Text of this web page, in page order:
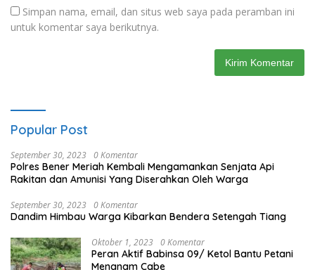
Simpan nama, email, dan situs web saya pada peramban ini
untuk komentar saya berikutnya.
Popular Post
September 30, 2023 0 Komentar
Polres Bener Meriah Kembali Mengamankan Senjata Api
Rakitan dan Amunisi Yang Diserahkan Oleh Warga
September 30, 2023 0 Komentar
Dandim Himbau Warga Kibarkan Bendera Setengah Tiang
Oktober 1, 2023 0 Komentar
Peran Aktif Babinsa 09/ Ketol Bantu Petani
Menanam Cabe